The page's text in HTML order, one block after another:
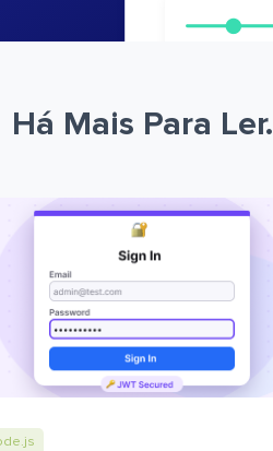
Há Mais Para Ler.